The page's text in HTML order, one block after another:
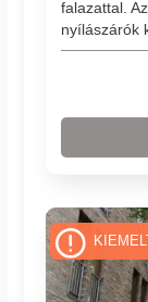
falazattal.
nyílászárók
KIEMELT